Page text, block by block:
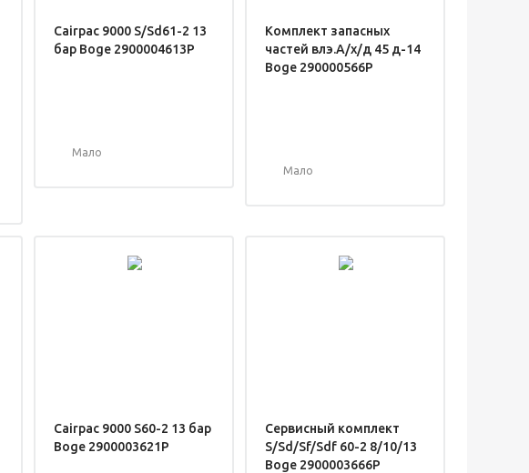
Cairpac 9000 S/Sd61-2 13
бар Boge 2900004613P
Мало
Комплект запасных
частей влэ.А/х/д 45 д-14
Boge 290000566P
Мало
Cairpac 9000 S60-2 13 бар
Boge 2900003621P
Сервисный комплект
S/Sd/Sf/Sdf 60-2 8/10/13
Boge 2900003666P